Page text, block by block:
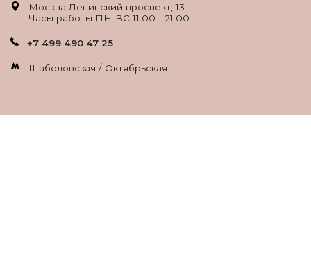
Москва Ленинский проспект, 13
Часы работы ПН-ВС 11.00 - 21.00
+7 499 490 47 25
Шаболовская / Октябрьская